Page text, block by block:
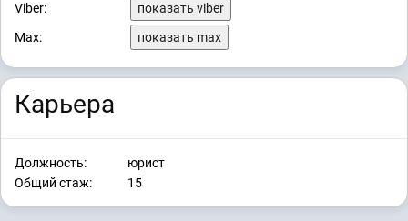
Viber:
показать viber
Max:
показать max
Карьера
Должность:
юрист
Общий стаж:
15